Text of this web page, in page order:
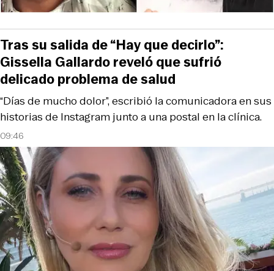
09:46
“Días de mucho dolor”, escribió la comunicadora en sus
historias de Instagram junto a una postal en la clínica.
Tras su salida de “Hay que decirlo”:
Gissella Gallardo reveló que sufrió
delicado problema de salud